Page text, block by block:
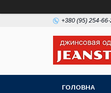
+380 (95) 254-
ГОЛОВНА